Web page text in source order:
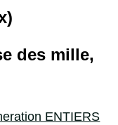
des mille,
ENTIERS